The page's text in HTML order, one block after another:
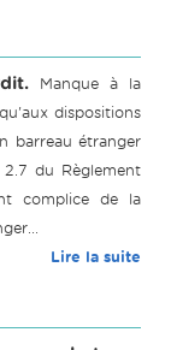
Manque à la
dispositions
barreau étranger
du Règlement
complice de la
Lire la suite